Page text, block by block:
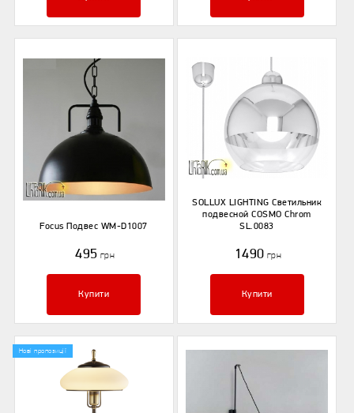
Focus Подвес WM-D1007
495 грн
Купити
SOLLUX LIGHTING Светильник
подвесной COSMO Chrom
SL.0083
1490 грн
Купити
Нові пропозиції